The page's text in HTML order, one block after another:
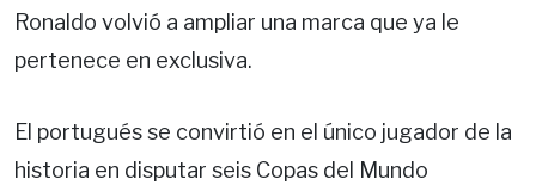
Ronaldo volvió a ampliar una marca que ya le
pertenece en exclusiva.
El portugués se convirtió en el único jugador de la
historia en disputar seis Copas del Mundo